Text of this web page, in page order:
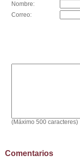
Nombre:
Correo:
(Máximo 500 caracteres)
Comentarios